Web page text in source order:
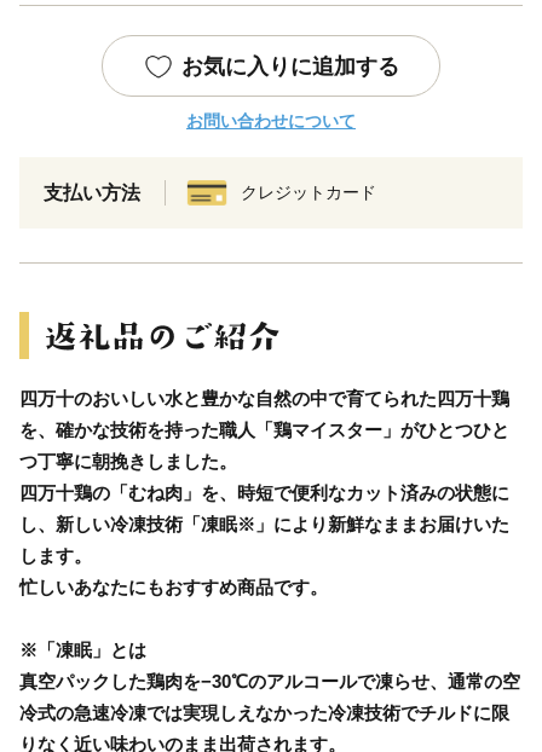
お気に入りに追加する
お問い合わせについて
支払い方法 クレジットカード
四万十のおいしい水と豊かな自然の中で育てられた四万十鶏
を、確かな技術を持った職人「鶏マイスター」がひとつひと
つ丁寧に朝挽きしました。
四万十鶏の「むね肉」を、時短で便利なカット済みの状態に
し、新しい冷凍技術「凍眠※」により新鮮なままお届けいた
します。
忙しいあなたにもおすすめ商品です。
※「凍眠」とは
真空パックした鶏肉を−30℃のアルコールで凍らせ、通常の空
冷式の急速冷凍では実現しえなかった冷凍技術でチルドに限
りなく近い味わいのまま出荷されます。